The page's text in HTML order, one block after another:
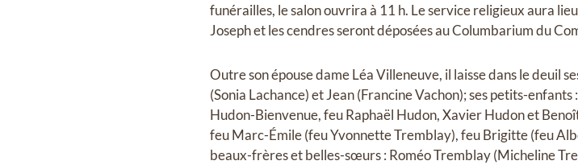
funérailles, le salon ouvrira à 11 h. Le service religieux aura
Joseph et les cendres seront déposées au Columbarium du
Outre son épouse dame Léa Villeneuve, il laisse dans le deuil
(Sonia Lachance) et Jean (Francine Vachon); ses petits-
Hudon-Bienvenue, feu Raphaël Hudon, Xavier Hudon et
feu Marc-Émile (feu Yvonnette Tremblay), feu Brigitte (feu
beaux-frères et belles-sœurs : Roméo Tremblay (Micheline